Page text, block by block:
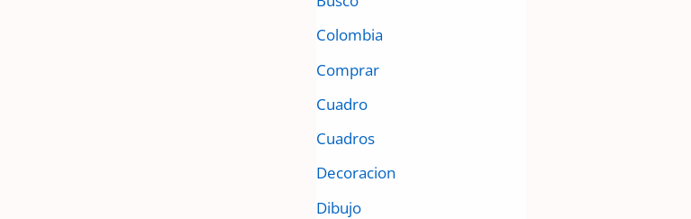
Colombia
Comprar
Cuadro
Cuadros
Decoracion
Dibujo